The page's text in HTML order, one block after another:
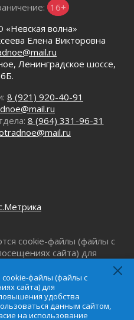
«Избушка-
экспозиция к 150-
16+
волна»
Елена Викторовна
Ленинградское шоссе,
8 (921) 920-40-91
8 (964) 331-96-31
cookie-файлы (файлы с
сайта) для
пользоваться данным
свое согласие на
в соответствии с
Пользовательским
файлы (файлы с
сайта) для
удобства
данным сайтом,
на использование